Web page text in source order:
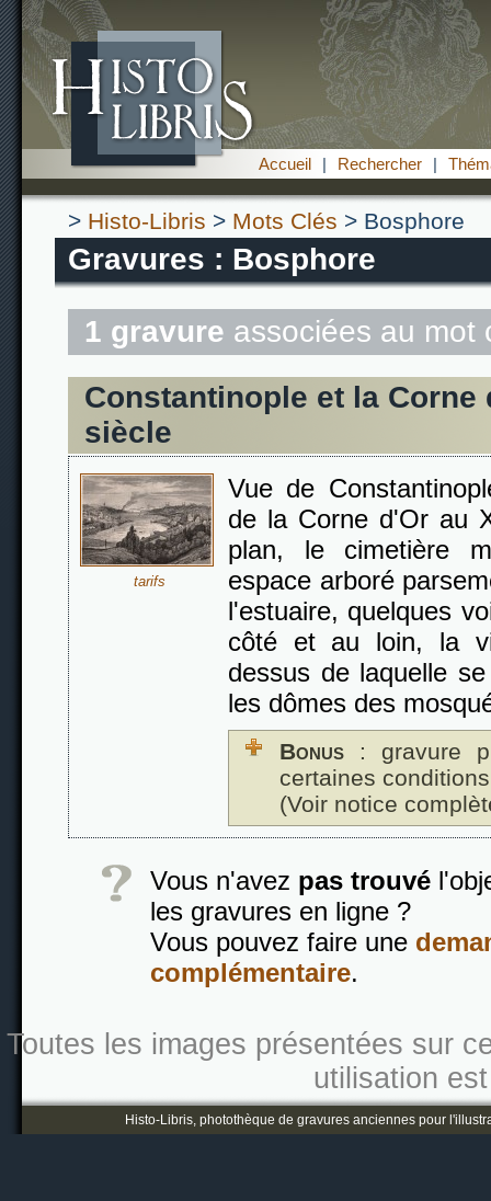
Accueil | Rechercher |
> Histo-Libris > Mots Clés > Bosphore
Gravures : Bosphore
1 gravure associées au mot
Constantinople et la Corne
siècle
tarifs
Vue de
de la Corne d'Or au
plan, le cimetière
espace arboré
l'estuaire, quelques
côté et au loin, la
dessus de laquelle
les dômes des
Bonus : gravure
certaines
(Voir notice
Vous n'avez pas trouvé
les gravures en ligne ?
Vous pouvez faire une
complémentaire.
Toutes les images présentées sur
utilisation
Histo-Libris, photothèque de gravures anciennes pour